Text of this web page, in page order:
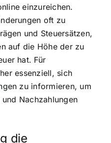
einzureichen.
oft zu
und Steuersätzen,
auf die Höhe der zu
hat. Für
essenziell, sich
zu informieren, um
Nachzahlungen
die